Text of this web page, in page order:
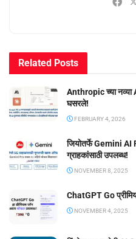
Related Posts
Anthropic च्या नव्या
घसरले!
FEBRUARY 4, 2026
जियोतर्फे Gemini AI
ग्राहकांसाठी उपलब्ध!
NOVEMBER 8, 2025
ChatGPT Go
NOVEMBER 4, 2025